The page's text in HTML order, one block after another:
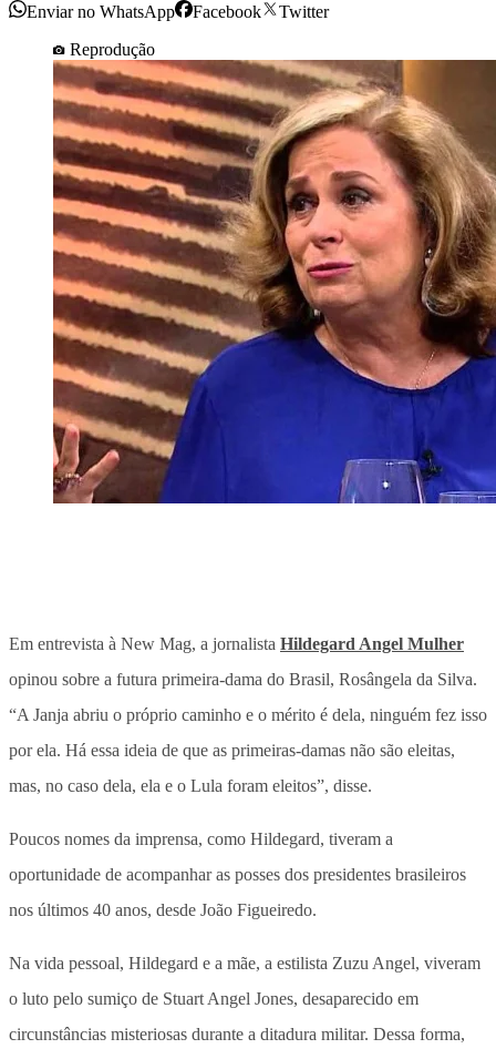
Enviar no WhatsApp Facebook
Twitter
Reprodução
Em entrevista à New Mag, a jornalista Hildegard Angel Mulher
opinou sobre a futura primeira-dama do Brasil, Rosângela da Silva.
“A Janja abriu o próprio caminho e o mérito é dela, ninguém fez isso
por ela. Há essa ideia de que as primeiras-damas não são eleitas,
mas, no caso dela, ela e o Lula foram eleitos”, disse.
Poucos nomes da imprensa, como Hildegard, tiveram a
oportunidade de acompanhar as posses dos presidentes brasileiros
nos últimos 40 anos, desde João Figueiredo.
Na vida pessoal, Hildegard e a mãe, a estilista Zuzu Angel, viveram
o luto pelo sumiço de Stuart Angel Jones, desaparecido em
circunstâncias misteriosas durante a ditadura militar. Dessa forma,